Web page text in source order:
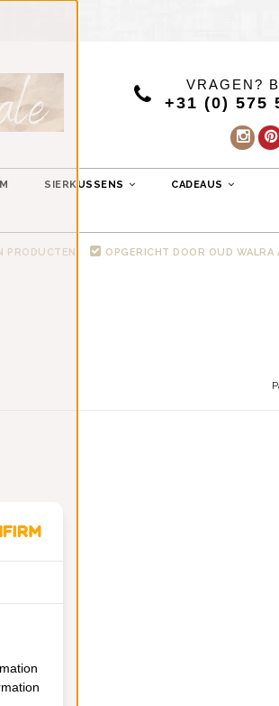
VRAGEN?
+31 (0) 575
SIERKUSSENS CADEAUS
PRODUCTEN OPGERICHT DOOR OUD WALRA